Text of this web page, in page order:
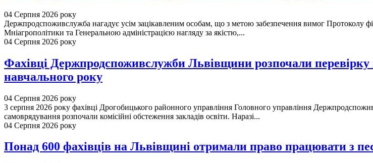
04 Серпня 2026 року
Держпродспоживслужба нагадує усім зацікавленим особам, що з метою забезпечення вимог Протоколу
Мніагрополітики та Генеральною адміністрацією нагляду за якістю,...
04 Серпня 2026 року
Фахівці Держпродспоживслужби Львівщини розпочали перевірку
навчального року
04 Серпня 2026 року
3 серпня 2026 року фахівці Дрогобицького районного управління Головного управління
самоврядування розпочали комісійні обстеження закладів освіти. Наразі...
04 Серпня 2026 року
Понад 600 фахівців на Львівщині отримали право працювати з